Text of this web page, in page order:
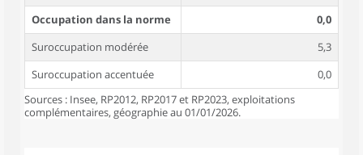
Occupation dans la norme
0,0
Suroccupation modérée
5,3
Suroccupation accentuée
0,0
Sources : Insee, RP2012, RP2017 et RP2023, exploitations
complémentaires, géographie au 01/01/2026.